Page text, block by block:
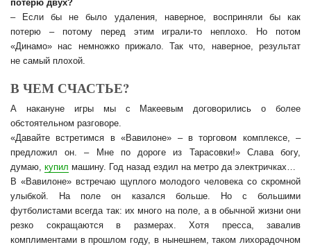
потерю двух?
– Если бы не было удаления, наверное, восприняли бы как
потерю – потому перед этим играли-то неплохо. Но потом
«Динамо» нас немножко прижало. Так что, наверное, результат
не самый плохой.
В ЧЕМ СЧАСТЬЕ?
А накануне игры мы с Макеевым договорились о более
обстоятельном разговоре.
«Давайте встретимся в «Вавилоне» – в торговом комплексе, –
предложил он. – Мне по дороге из Тарасовки!» Слава богу,
думаю, купил машину. Год назад ездил на метро да электричках…
В «Вавилоне» встречаю щуплого молодого человека со скромной
улыбкой. На поле он казался больше. Но с большими
футболистами всегда так: их много на поле, а в обычной жизни они
резко сокращаются в размерах. Хотя пресса, завалив
комплиментами в прошлом году, в нынешнем, таком лихорадочном